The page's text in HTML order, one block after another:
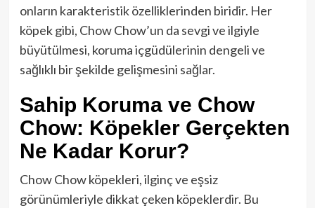
onların karakteristik özelliklerinden biridir. Her
köpek gibi, Chow Chow’un da sevgi ve ilgiyle
büyütülmesi, koruma içgüdülerinin dengeli ve
sağlıklı bir şekilde gelişmesini sağlar.
Sahip Koruma ve Chow
Chow: Köpekler Gerçekten
Ne Kadar Korur?
Chow Chow köpekleri, ilginç ve eşsiz
görünümleriyle dikkat çeken köpeklerdir. Bu